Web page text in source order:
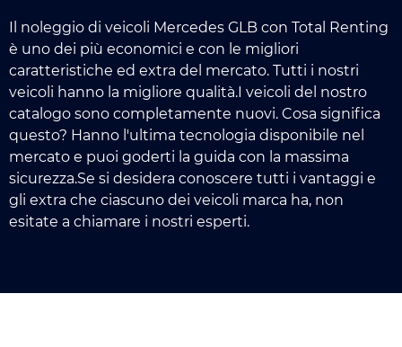
Il noleggio di veicoli Mercedes GLB con Total Renting
è uno dei più economici e con le migliori
caratteristiche ed extra del mercato. Tutti i nostri
veicoli hanno la migliore qualità.I veicoli del nostro
catalogo sono completamente nuovi. Cosa significa
questo? Hanno l'ultima tecnologia disponibile nel
mercato e puoi goderti la guida con la massima
sicurezza.Se si desidera conoscere tutti i vantaggi e
gli extra che ciascuno dei veicoli marca ha, non
esitate a chiamare i nostri esperti.